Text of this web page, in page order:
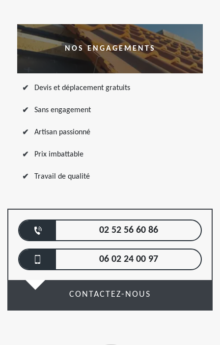
NOS ENGAGEMENTS
Devis et déplacement gratuits
Sans engagement
Artisan passionné
Prix imbattable
Travail de qualité
02 52 56 60 86
06 02 24 00 97
CONTACTEZ-NOUS